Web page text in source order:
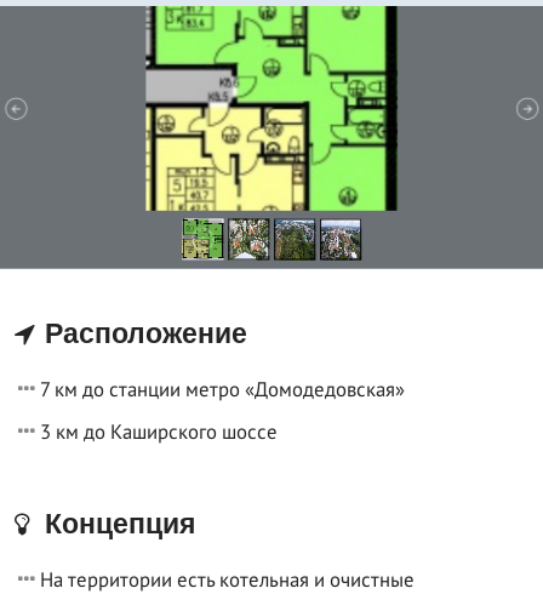
Расположение
7 км до станции метро «Домодедовская»
3 км до Каширского шоссе
Концепция
На территории есть котельная и очистные